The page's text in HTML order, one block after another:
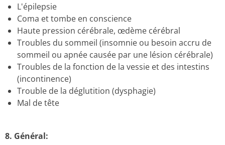
L'épilepsie
Coma et tombe en conscience
Haute pression cérébrale, œdème cérébral
Troubles du sommeil (insomnie ou besoin accru de
sommeil ou apnée causée par une lésion cérébrale)
Troubles de la fonction de la vessie et des intestins
(incontinence)
Trouble de la déglutition (dysphagie)
Mal de tête
8. Général: